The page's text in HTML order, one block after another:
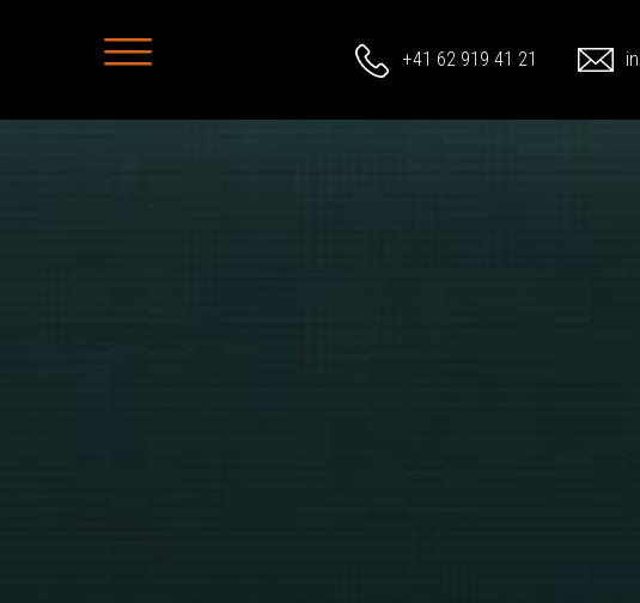
+41 62 919 41 21